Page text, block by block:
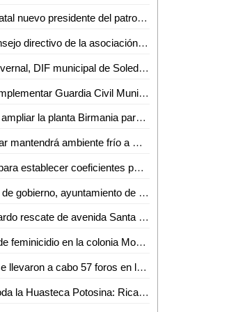
Anuncia ejecutivo estatal nuevo presidente del patronato de la Fenapo
Toman protesta al consejo directivo de la asociación mexicana de museos y centros de ciencia y tecnología
Durante temporada invernal, DIF municipal de Soledad mantiene servicios de albergue
Municipios deberían implementar Guardia Civil Municipal para mejorar la seguridad: Diputada Sánchez de Lira
Planean reconstruir y ampliar la planta Birmania para garantizar abasto de agua a los vallenses
Una masa de aire polar mantendrá ambiente frío a muy frío durante la mañana y noche durante el fin de semana en San Luis Potosí
Se recibió propuesta para establecer coeficientes para el pago de participaciones e incentivos a municipios, para el ejercicio fiscal 2025
En primeros 100 días de gobierno, ayuntamiento de Soledad impulsa trámites para el desarrollo urbano ordenado
Arranca Ricardo Gallardo rescate de avenida Santa Rosa en Ciudad Valles
Feminicidio e intento de feminicidio en la colonia Morales en la capital potosina
Del 6 al 19 de enero se llevaron a cabo 57 foros en los 32 estados del país
Habrá red metro en toda la Huasteca Potosina: Ricardo Gallardo Cardona